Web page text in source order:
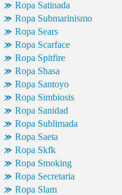
Ropa Satinada
Ropa Submarinismo
Ropa Sears
Ropa Scarface
Ropa Spitfire
Ropa Shasa
Ropa Santoyo
Ropa Simbiosis
Ropa Sanidad
Ropa Sublimada
Ropa Saeta
Ropa Skfk
Ropa Smoking
Ropa Secretaria
Ropa Slam